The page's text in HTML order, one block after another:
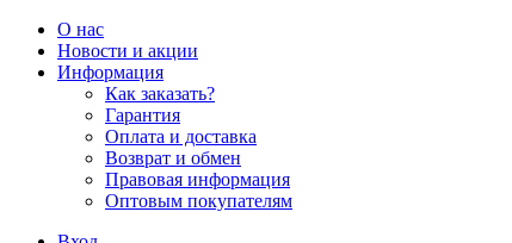
О нас
Новости и акции
Информация
Как заказать?
Гарантия
Оплата и доставка
Возврат и обмен
Правовая информация
Оптовым покупателям